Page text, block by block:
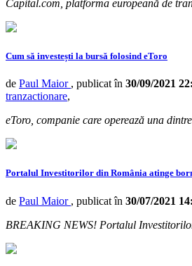
Capital.com, platforma europeană de
Cum să investești la bursă folosind eToro
de Paul Maior , publicat în 30/09/2021
tranzactionare,
eToro, companie care operează una
Portalul Investitorilor din România atinge
de Paul Maior , publicat în 30/07/2021
BREAKING NEWS! Portalul